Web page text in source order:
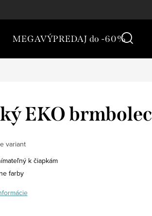
MEGAVÝPREDAJ do -60%
EKO brmbolec
variant
k čiapkám
farby